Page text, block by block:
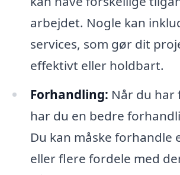
arbejdet. Nogle kan
services, som gør dit
effektivt eller holdbart.
Forhandling: Når du har
har du en bedre
Du kan måske forhandle
eller flere fordele med